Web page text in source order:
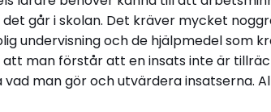
går i skolan. Det kräver mycket
undervisning och de hjälpmedel som
man förstår att en insats inte är
man gör och utvärdera insatserna.